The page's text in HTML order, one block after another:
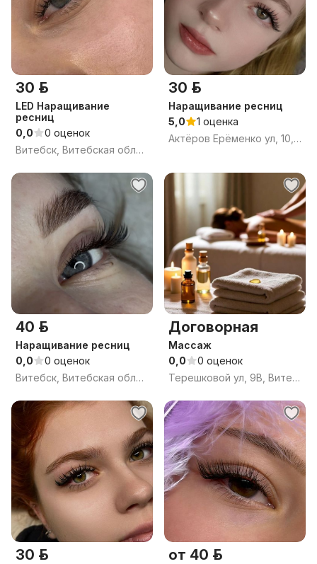
30 р.
LED Наращивание
ресниц
0,0
0 оценок
Витебск, Витебская область
30 р.
Наращивание ресниц
5,0
1 оценка
Актёров Ерёменко ул, 10, Витебск, Витебская область
40 р.
Наращивание ресниц
0,0
0 оценок
Витебск, Витебская область
Договорная
Массаж
0,0
0 оценок
Терешковой ул, 9В, Витебск, Витебская область
30 р. от 40 р.